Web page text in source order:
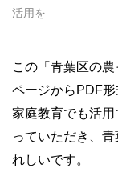
活用を
この「青葉区の
ページからPDF形
家庭教育でも活
っていただき、
れしいです。